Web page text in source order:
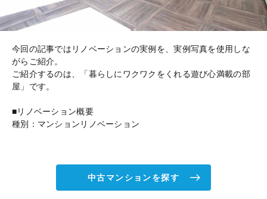
今回の記事ではリノベーションの実例を、実例写真を使用しな
がらご紹介。
ご紹介するのは、「暮らしにワクワクをくれる遊び心満載の部
屋」です。
■リノベーション概要
種別：マンションリノベーション
中古マンションを探す